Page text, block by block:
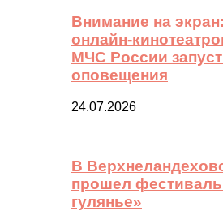
Внимание на
онлайн-
МЧС России
оповещения
24.07.2026
В
прошел
гулянье»